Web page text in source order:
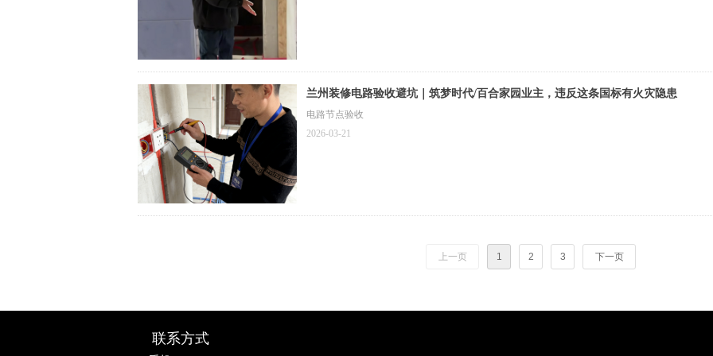
兰州装修电路验收避坑｜筑梦时代/百合家园业主，违反这条国标有火灾隐患
电路节点验收
2026-03-21
上一页 1 2 3 下一页
联系方式